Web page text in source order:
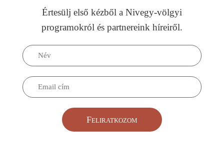
Értesülj első kézből a Nivegy-völgyi
programokról és partnereink híreiről.
Feliratkozom